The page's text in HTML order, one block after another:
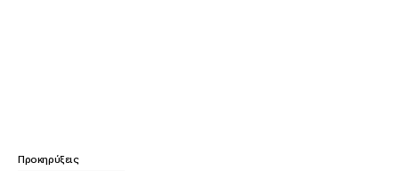
Προκηρύξεις